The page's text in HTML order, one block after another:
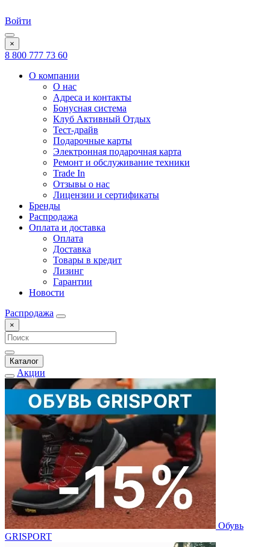
Войти
×
8 800 777 73 60
О компании
О нас
Адреса и контакты
Бонусная система
Клуб Активный Отдых
Тест-драйв
Подарочные карты
Электронная подарочная карта
Ремонт и обслуживание техники
Trade In
Отзывы о нас
Лицензии и сертификаты
Бренды
Распродажа
Оплата и доставка
Оплата
Доставка
Товары в кредит
Лизинг
Гарантии
Новости
Распродажа
×
Каталог
Акции
Обувь
GRISPORT